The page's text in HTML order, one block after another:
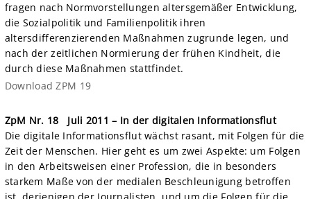
fragen nach Normvorstellungen altersgemäßer Entwicklung,
die Sozialpolitik und Familienpolitik ihren
altersdifferenzierenden Maßnahmen zugrunde legen, und
nach der zeitlichen Normierung der frühen Kindheit, die
durch diese Maßnahmen stattfindet.
Download ZPM 19
ZpM Nr. 18
Juli 2011 – In der digitalen Informationsflut
Die digitale Informationsflut wächst rasant, mit Folgen für die
Zeit der Menschen. Hier geht es um zwei Aspekte: um Folgen
in den Arbeitsweisen einer Profession, die in besonders
starkem Maße von der medialen Beschleunigung betroffen